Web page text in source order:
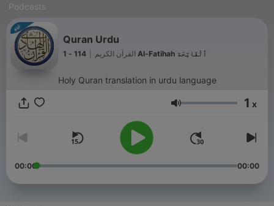
Podcasts
Quran Urdu
القرآن الكريم 114 - 1 Al-Fatihah ٱلْفَاتِحَة
Holy Quran translation in urdu language
Volume 1 x
00:00 00:00